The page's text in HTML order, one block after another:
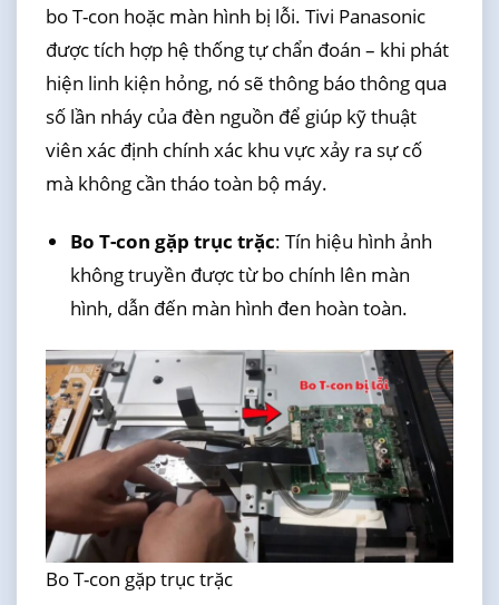
bo T-con hoặc màn hình bị lỗi. Tivi Panasonic
được tích hợp hệ thống tự chẩn đoán – khi phát
hiện linh kiện hỏng, nó sẽ thông báo thông qua
số lần nháy của đèn nguồn để giúp kỹ thuật
viên xác định chính xác khu vực xảy ra sự cố
mà không cần tháo toàn bộ máy.
Bo T-con gặp trục trặc: Tín hiệu hình ảnh
không truyền được từ bo chính lên màn
hình, dẫn đến màn hình đen hoàn toàn.
Bo T-con gặp trục trặc